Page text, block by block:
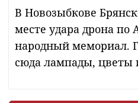
В Новозыбкове
месте удара дрона по
народный мемориал.
сюда лампады, цветы